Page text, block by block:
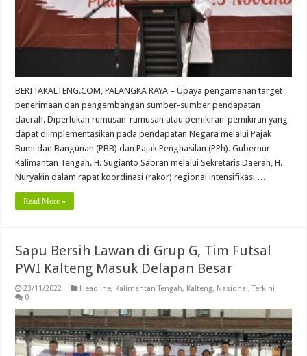
BERITAKALTENG.COM, PALANGKA RAYA – Upaya pengamanan target
penerimaan dan pengembangan sumber-sumber pendapatan
daerah. Diperlukan rumusan-rumusan atau pemikiran-pemikiran yang
dapat diimplementasikan pada pendapatan Negara melalui Pajak
Bumi dan Bangunan (PBB) dan Pajak Penghasilan (PPh). Gubernur
Kalimantan Tengah. H. Sugianto Sabran melalui Sekretaris Daerah, H.
Nuryakin dalam rapat koordinasi (rakor) regional intensifikasi …
Read More »
Sapu Bersih Lawan di Grup G, Tim Futsal
PWI Kalteng Masuk Delapan Besar
23/11/2022 Headline, Kalimantan Tengah, Kalteng, Nasional,Terkini
0